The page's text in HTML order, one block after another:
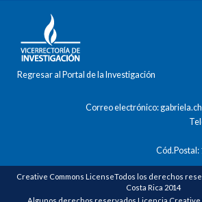
Regresar al Portal de la Investigación
Correo electrónico:
Cód.Postal:
Creative Commons LicenseTodos los derechos
Costa Rica 2014